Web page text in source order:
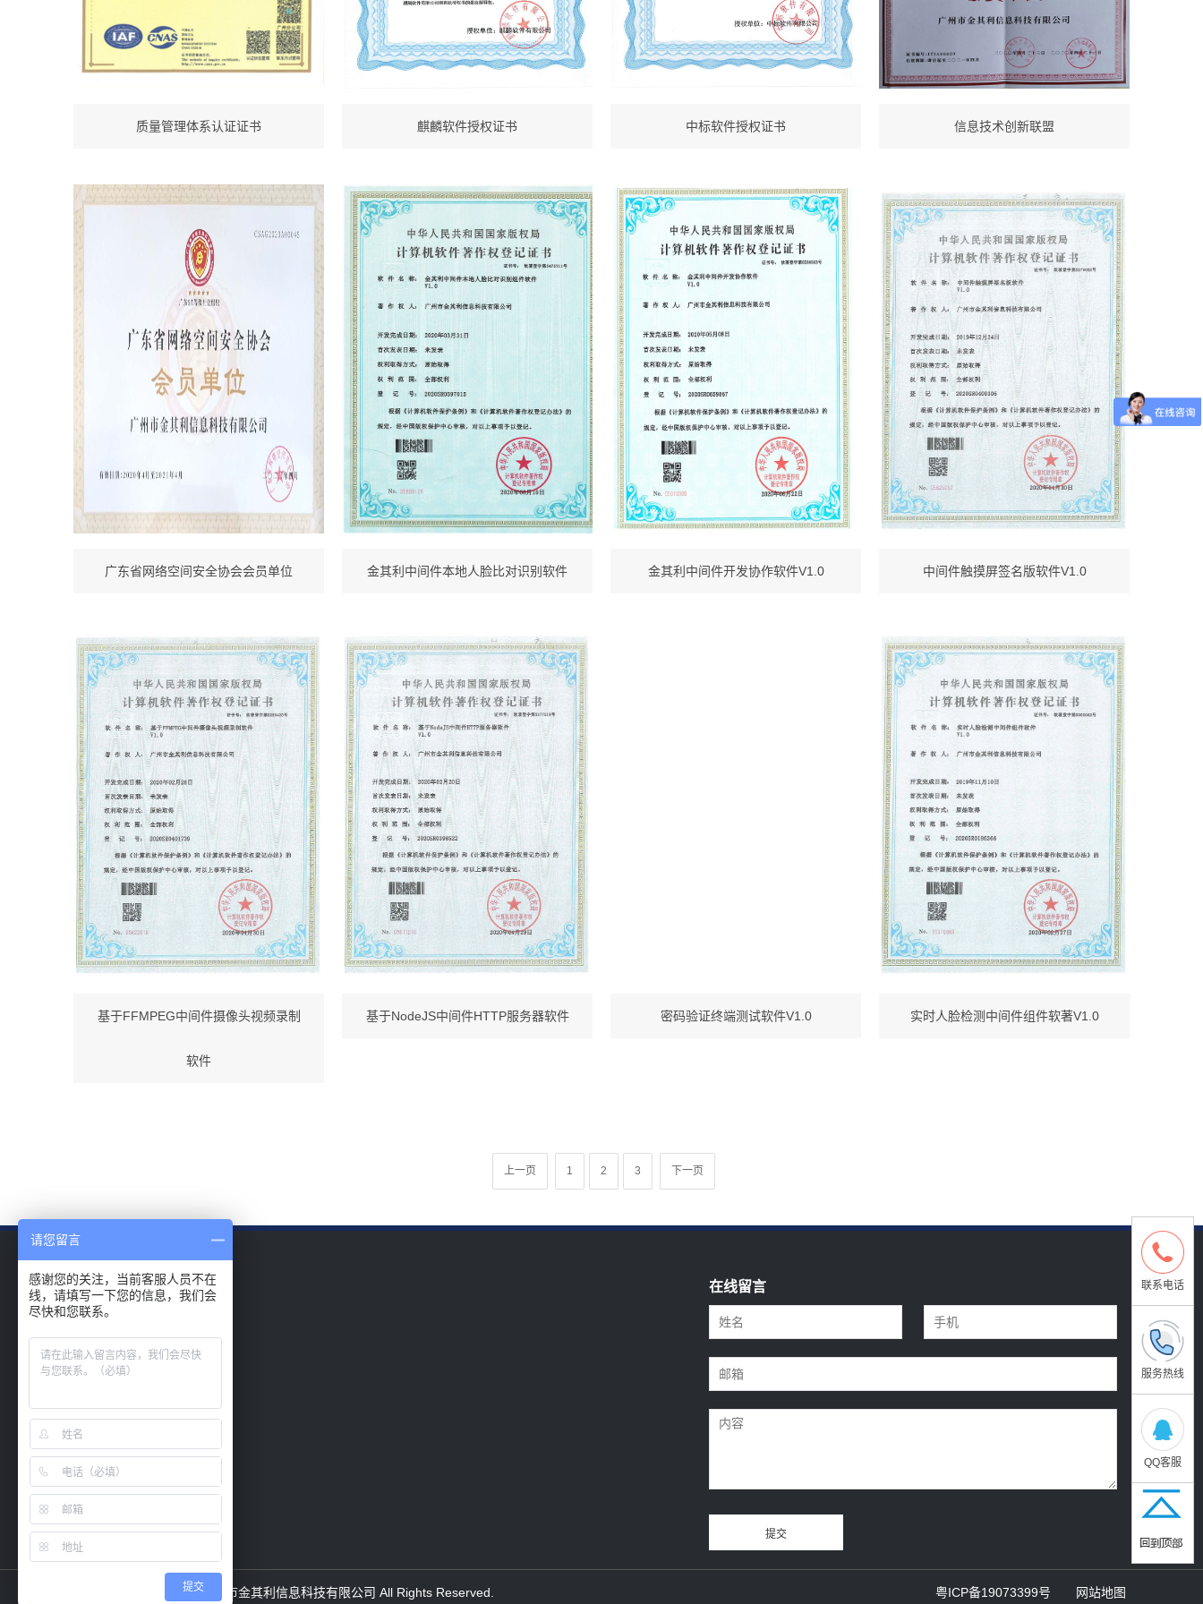
质量管理体系认证证书 麒麟软件授权证书 中标软件授权证书 信息技术创新联盟
广东省网络空间安全协会会员单位 金其利中间件本地人脸比对识别软件 金其利中间件开发协作软件V1.0 中间件触摸屏签名版软件V1.0
基于FFMPEG中间件摄像头视频录制
软件
基于NodeJS中间件HTTP服务器软件 密码验证终端测试软件V1.0 实时人脸检测中间件组件软著V1.0
上一页 1 2 3 下一页
栏目
产品中心
新闻资讯
解决方案
在线留言
Copyright ©2020- 2022 广州市金其利信息科技有限公司 All Rights Reserved. 粤ICP备19073399号 网站地图
联系电话
服务热线
QQ客服
请您留言
感谢您的关注，当前客服人员不在
线，请填写一下您的信息，我们会
尽快和您联系。
提交